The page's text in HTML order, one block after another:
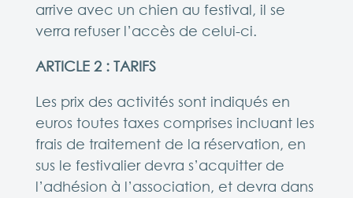
arrive avec un chien au festival, il se
verra refuser l’accès de celui-ci.
ARTICLE 2 : TARIFS
Les prix des activités sont indiqués en
euros toutes taxes comprises incluant les
frais de traitement de la réservation, en
sus le festivalier devra s’acquitter de
l’adhésion à l’association, et devra dans